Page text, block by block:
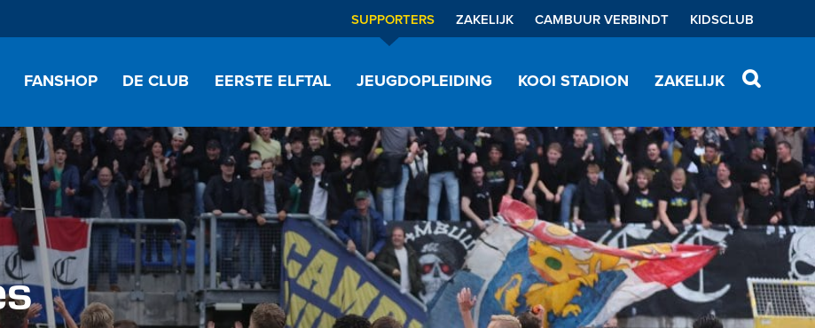
SUPPORTERS ZAKELIJK CAMBUUR VERBINDT KIDSCLUB
FANSHOP DE CLUB EERSTE ELFTAL JEUGDOPLEIDING KOOI STADION ZAKELIJK